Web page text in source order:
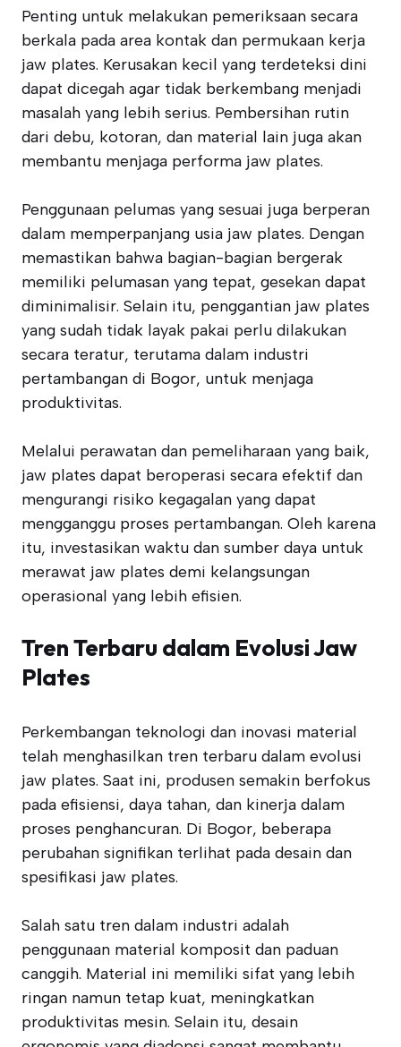
Penting untuk melakukan pemeriksaan secara
berkala pada area kontak dan permukaan kerja
jaw plates. Kerusakan kecil yang terdeteksi dini
dapat dicegah agar tidak berkembang menjadi
masalah yang lebih serius. Pembersihan rutin
dari debu, kotoran, dan material lain juga akan
membantu menjaga performa jaw plates.
Penggunaan pelumas yang sesuai juga berperan
dalam memperpanjang usia jaw plates. Dengan
memastikan bahwa bagian-bagian bergerak
memiliki pelumasan yang tepat, gesekan dapat
diminimalisir. Selain itu, penggantian jaw plates
yang sudah tidak layak pakai perlu dilakukan
secara teratur, terutama dalam industri
pertambangan di Bogor, untuk menjaga
produktivitas.
Melalui perawatan dan pemeliharaan yang baik,
jaw plates dapat beroperasi secara efektif dan
mengurangi risiko kegagalan yang dapat
mengganggu proses pertambangan. Oleh karena
itu, investasikan waktu dan sumber daya untuk
merawat jaw plates demi kelangsungan
operasional yang lebih efisien.
Tren Terbaru dalam Evolusi Jaw
Plates
Perkembangan teknologi dan inovasi material
telah menghasilkan tren terbaru dalam evolusi
jaw plates. Saat ini, produsen semakin berfokus
pada efisiensi, daya tahan, dan kinerja dalam
proses penghancuran. Di Bogor, beberapa
perubahan signifikan terlihat pada desain dan
spesifikasi jaw plates.
Salah satu tren dalam industri adalah
penggunaan material komposit dan paduan
canggih. Material ini memiliki sifat yang lebih
ringan namun tetap kuat, meningkatkan
produktivitas mesin. Selain itu, desain